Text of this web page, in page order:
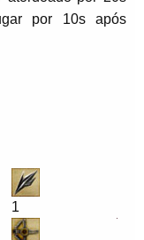
por 10s após
1